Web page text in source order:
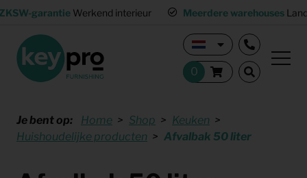
garantie Werkend interieur Meerdere warehouses
Je bent op: Home Shop
Keuken
Huishoudelijke producten
Afvalbak 50 liter